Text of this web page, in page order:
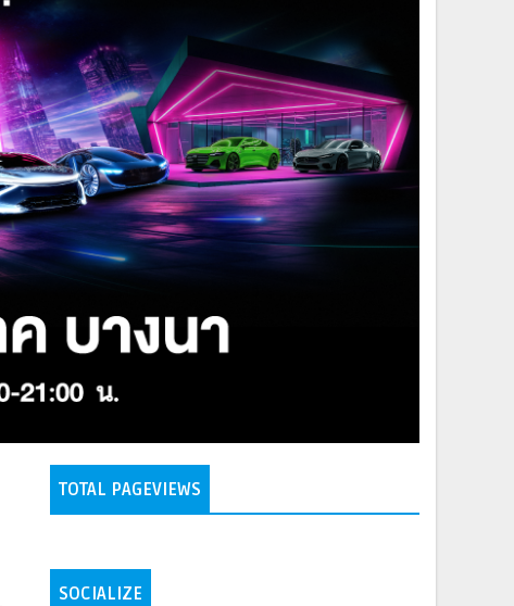
TOTAL PAGEVIEWS
SOCIALIZE